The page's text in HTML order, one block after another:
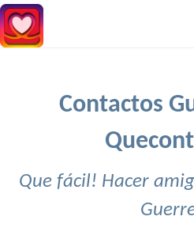
Contactos
Que fácil! Hacer